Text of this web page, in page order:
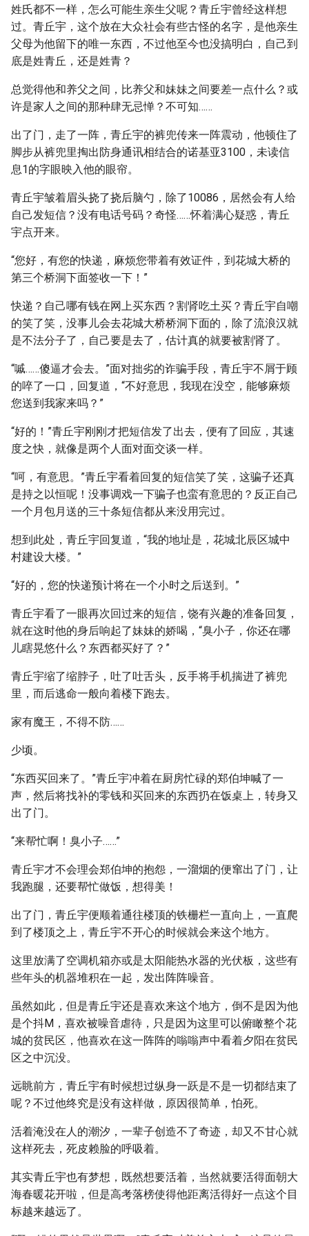
姓氏都不一样，怎么可能生亲生父呢？青丘宇曾经这样想
过。青丘宇，这个放在大众社会有些古怪的名字，是他亲生
父母为他留下的唯一东西，不过他至今也没搞明白，自己到
底是姓青丘，还是姓青？
总觉得他和养父之间，比养父和妹妹之间要差一点什么？或
许是家人之间的那种肆无忌惮？不可知……
出了门，走了一阵，青丘宇的裤兜传来一阵震动，他顿住了
脚步从裤兜里掏出防身通讯相结合的诺基亚3100，未读信
息1的字眼映入他的眼帘。
青丘宇皱着眉头挠了挠后脑勺，除了10086，居然会有人给
自己发短信？没有电话号码？奇怪……怀着满心疑惑，青丘
宇点开来。
“您好，有您的快递，麻烦您带着有效证件，到花城大桥的
第三个桥洞下面签收一下！”
快递？自己哪有钱在网上买东西？割肾吃土买？青丘宇自嘲
的笑了笑，没事儿会去花城大桥桥洞下面的，除了流浪汉就
是不法分子了，自己要是去了，估计真的就要被割肾了。
“嘁……傻逼才会去。”面对拙劣的诈骗手段，青丘宇不屑于顾
的啐了一口，回复道，“不好意思，我现在没空，能够麻烦
您送到我家来吗？”
“好的！”青丘宇刚刚才把短信发了出去，便有了回应，其速
度之快，就像是两个人面对面交谈一样。
“呵，有意思。”青丘宇看着回复的短信笑了笑，这骗子还真
是持之以恒呢！没事调戏一下骗子也蛮有意思的？反正自己
一个月包月送的三十条短信都从来没用完过。
想到此处，青丘宇回复道，“我的地址是，花城北辰区城中
村建设大楼。”
“好的，您的快递预计将在一个小时之后送到。”
青丘宇看了一眼再次回过来的短信，饶有兴趣的准备回复，
就在这时他的身后响起了妹妹的娇喝，“臭小子，你还在哪
儿瞎晃悠什么？东西都买好了？”
青丘宇缩了缩脖子，吐了吐舌头，反手将手机揣进了裤兜
里，而后逃命一般向着楼下跑去。
家有魔王，不得不防……
少顷。
“东西买回来了。”青丘宇冲着在厨房忙碌的郑伯坤喊了一
声，然后将找补的零钱和买回来的东西扔在饭桌上，转身又
出了门。
“来帮忙啊！臭小子……”
青丘宇才不会理会郑伯坤的抱怨，一溜烟的便窜出了门，让
我跑腿，还要帮忙做饭，想得美！
出了门，青丘宇便顺着通往楼顶的铁栅栏一直向上，一直爬
到了楼顶之上，青丘宇不开心的时候就会来这个地方。
这里放满了空调机箱亦或是太阳能热水器的光伏板，这些有
些年头的机器堆积在一起，发出阵阵噪音。
虽然如此，但是青丘宇还是喜欢来这个地方，倒不是因为他
是个抖M，喜欢被噪音虐待，只是因为这里可以俯瞰整个花
城的贫民区，他喜欢在这一阵阵的嗡嗡声中看着夕阳在贫民
区之中沉没。
远眺前方，青丘宇有时候想过纵身一跃是不是一切都结束了
呢？不过他终究是没有这样做，原因很简单，怕死。
活着淹没在人的潮汐，一辈子创造不了奇迹，却又不甘心就
这样死去，死皮赖脸的呼吸着。
其实青丘宇也有梦想，既然想要活着，当然就要活得面朝大
海春暖花开啦，但是高考落榜使得他距离活得好一点这个目
标越来越远了。